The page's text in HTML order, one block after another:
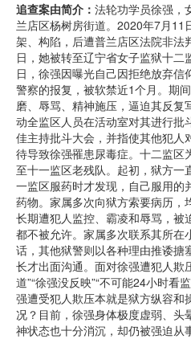
追查案由简介： 法轮功学员徐强，
兰店区杨树房街道。2020年7月11
架、构陷，后遭普兰店区法院非
日，她被转至辽宁省女子监狱十
日，徐强因曝光自己因拒绝放弃
警察的报复，被软禁近1个月。期
磨、辱骂、精神施压，逼迫其反
动全监区人员在活动室对其进行批
佳主持批斗大会，并指使其他犯人
待导致徐强罹患尿毒症。十二监
至十一监区老残队。起初，狱方一
一监区服药时才发现，自己服用的
药物。家属多次向狱方索要病历，
长期遭犯人监控、霸凌和辱骂，被
都不被允许。家属多次联系其所在
话，其他狱警则以各种理由推诿搪
长才出面沟通。面对徐强遭犯人欺
道”“徐强没反映”“不可能24小时看
强遭受犯人欺压本就是狱方纵容和
况？目前，徐强身体极度虚弱、头
神状态也十分消沉，却仍被强迫从